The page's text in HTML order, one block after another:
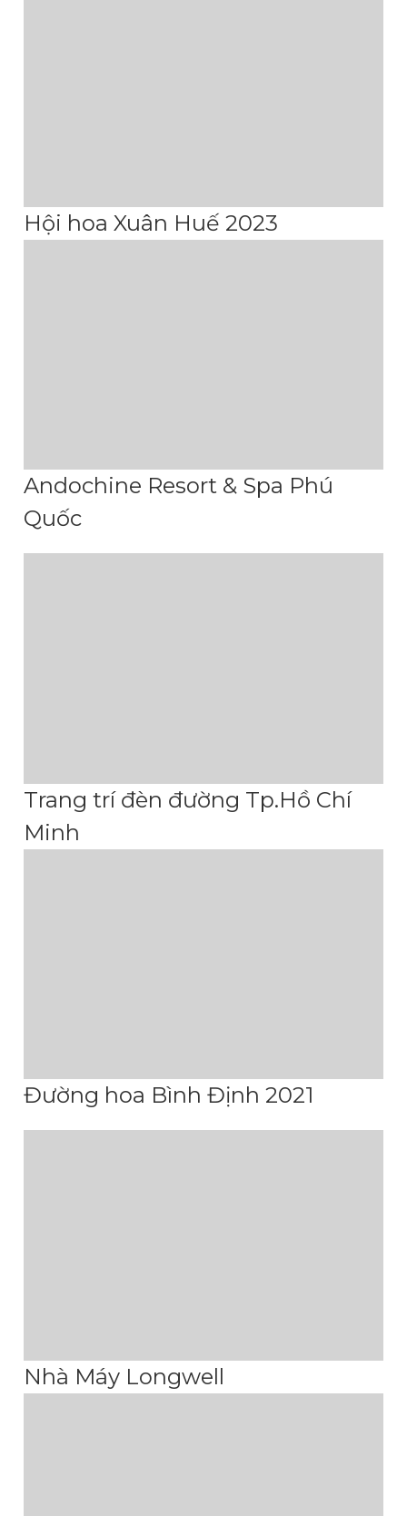
Hội hoa Xuân Huế 2023
Andochine Resort & Spa Phú
Quốc
Trang trí đèn đường Tp.Hồ Chí
Minh
Đường hoa Bình Định 2021
Nhà Máy Longwell